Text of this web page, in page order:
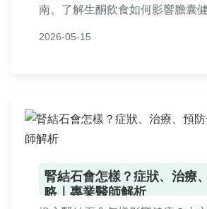
南。了解生酮飲食如何影響膽囊
在考慮或已執行生酮飲食的讀者參
2026-05-15
腎結石會怎樣？症狀、治療
略｜專業醫師解析